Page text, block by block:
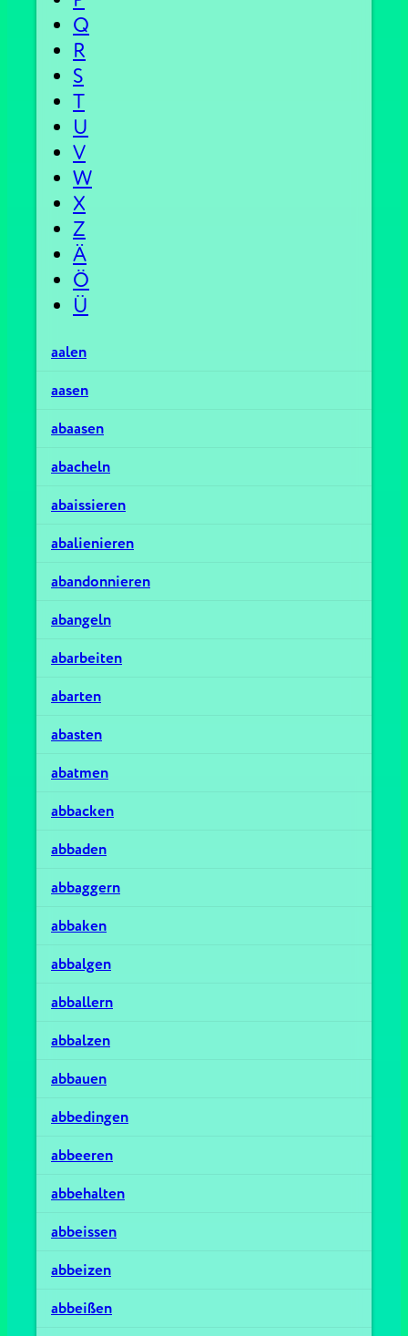
Q
R
S
T
U
V
W
X
Z
Ä
Ö
Ü
aalen
aasen
abaasen
abacheln
abaissieren
abalienieren
abandonnieren
abangeln
abarbeiten
abarten
abasten
abatmen
abbacken
abbaden
abbaggern
abbaken
abbalgen
abballern
abbalzen
abbauen
abbedingen
abbeeren
abbehalten
abbeissen
abbeizen
abbeißen